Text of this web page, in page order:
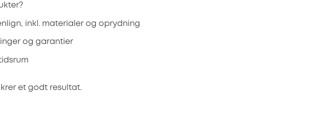
inkl. materialer og oprydning
og garantier
et godt resultat.